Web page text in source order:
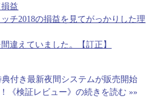
益
チ2018の損益を見てがっかりした理
違えていました。【訂正】
典付き最新夜間システムが販売開始
《検証レビュー》の続きを読む »»